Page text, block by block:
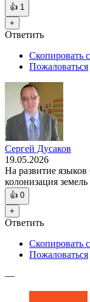
👍 1
+
Ответить
Скопировать
Пожаловаться
Сергей Дусаков
19.05.2026
На развитие
колонизация
👍 0
+
Ответить
Скопировать
Пожаловаться
—